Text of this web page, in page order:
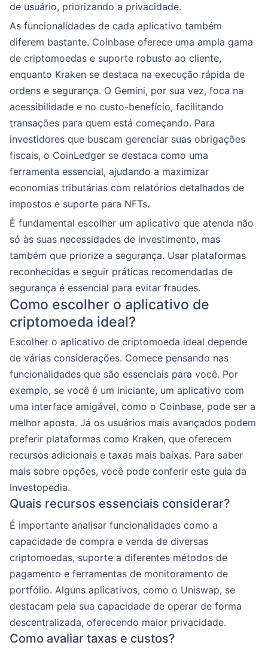
de usuário, priorizando a privacidade.
As funcionalidades de cada aplicativo também
diferem bastante. Coinbase oferece uma ampla gama
de criptomoedas e suporte robusto ao cliente,
enquanto Kraken se destaca na execução rápida de
ordens e segurança. O Gemini, por sua vez, foca na
acessibilidade e no custo-benefício, facilitando
transações para quem está começando. Para
investidores que buscam gerenciar suas obrigações
fiscais, o CoinLedger se destaca como uma
ferramenta essencial, ajudando a maximizar
economias tributárias com relatórios detalhados de
impostos e suporte para NFTs.
É fundamental escolher um aplicativo que atenda não
só às suas necessidades de investimento, mas
também que priorize a segurança. Usar plataformas
reconhecidas e seguir práticas recomendadas de
segurança é essencial para evitar fraudes.
Como escolher o aplicativo de
criptomoeda ideal?
Escolher o aplicativo de criptomoeda ideal depende
de várias considerações. Comece pensando nas
funcionalidades que são essenciais para você. Por
exemplo, se você é um iniciante, um aplicativo com
uma interface amigável, como o Coinbase, pode ser a
melhor aposta. Já os usuários mais avançados podem
preferir plataformas como Kraken, que oferecem
recursos adicionais e taxas mais baixas. Para saber
mais sobre opções, você pode conferir este guia da
Investopedia.
Quais recursos essenciais considerar?
É importante analisar funcionalidades como a
capacidade de compra e venda de diversas
criptomoedas, suporte a diferentes métodos de
pagamento e ferramentas de monitoramento de
portfólio. Alguns aplicativos, como o Uniswap, se
destacam pela sua capacidade de operar de forma
descentralizada, oferecendo maior privacidade.
Como avaliar taxas e custos?